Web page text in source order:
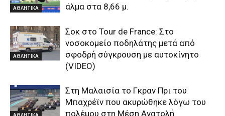
ΑΘΛΗΤΙΚΑ
άλμα στα 8,66 μ.
ΑΘΛΗΤΙΚΑ
Σοκ στο Tour de France: Στο
νοσοκομείο ποδηλάτης μετά από
σφοδρή σύγκρουση με αυτοκίνητο
(VIDEO)
Στη Μαλαισία το Γκραν Πρι του
Μπαχρέϊν που ακυρώθηκε λόγω του
πολέμου στη Μέση Ανατολή